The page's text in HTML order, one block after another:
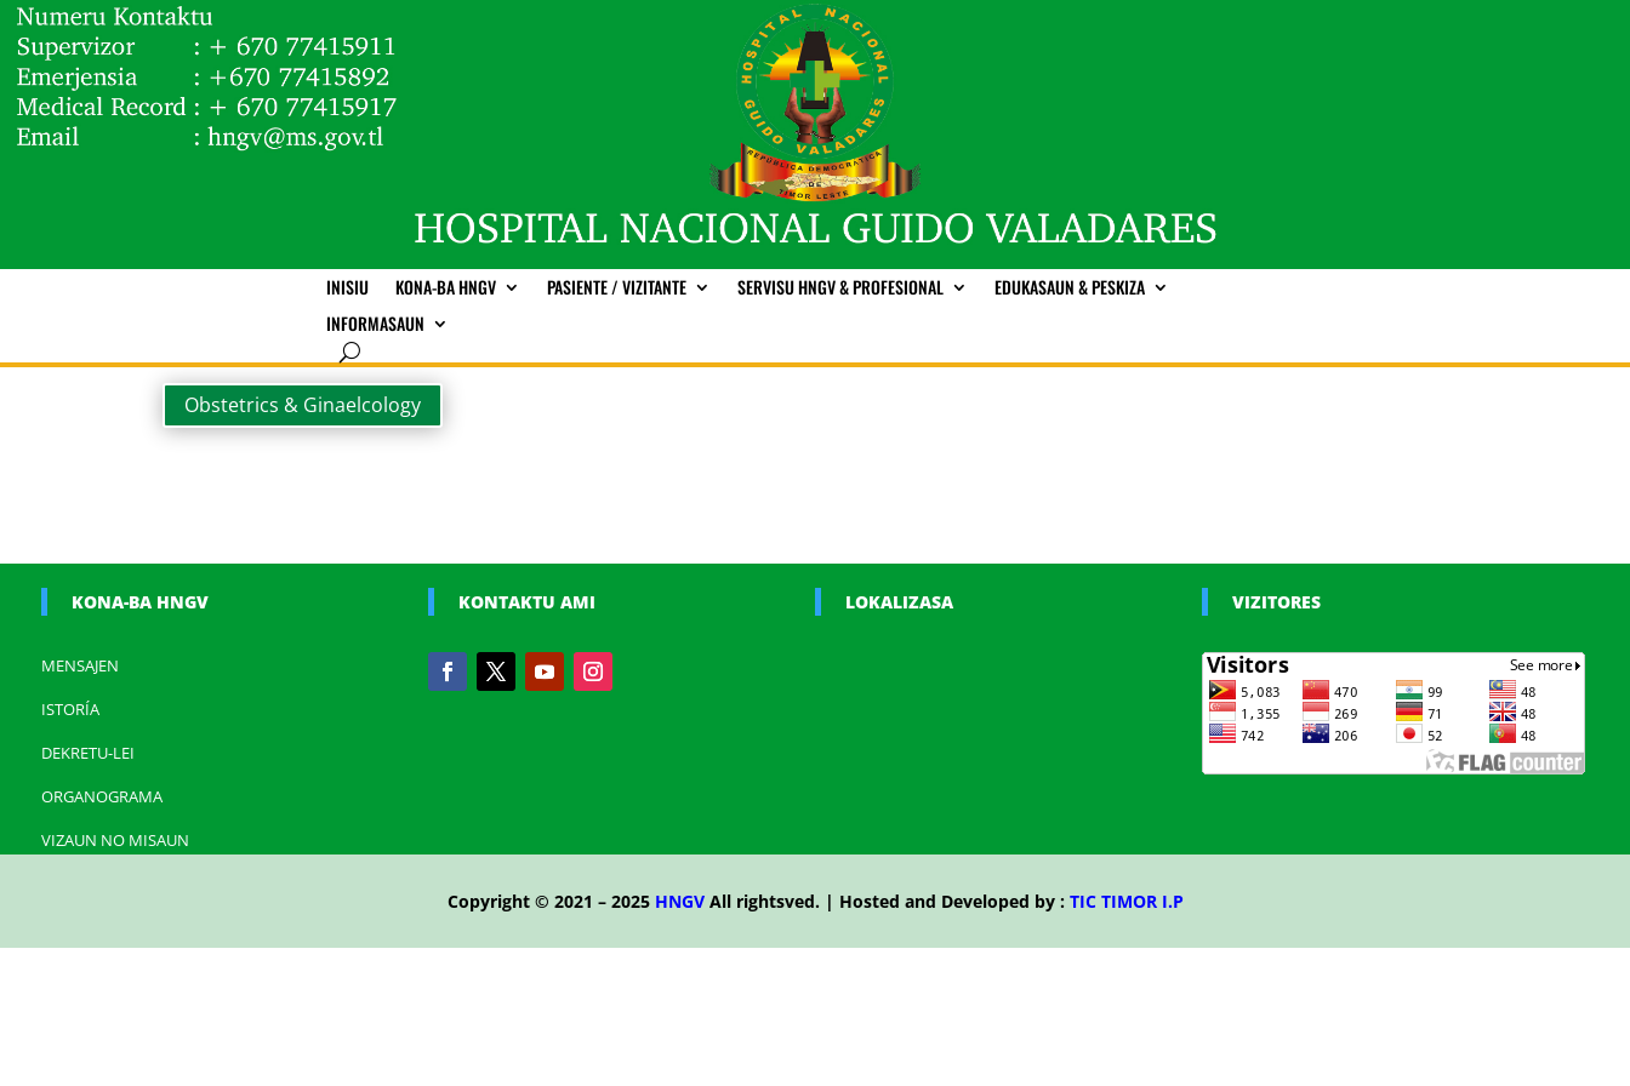
INISIU KONA-BA HNGV PASIENTE / VIZITANTE SERVISU HNGV & PROFESIONAL
EDUKASAUN & PESKIZA
INFORMASAUN
Obstetrics & Ginaelcology
KONA-BA HNGV
MENSAJEN
ISTORÍA
DEKRETU-LEI
ORGANOGRAMA
VIZAUN NO MISAUN
KONTAKTU AMI LOKALIZASA VIZITORES
Copyright © 2021 – 2025 HNGVAll rightsved. | Hosted and Developed by : TIC TIMOR I.P